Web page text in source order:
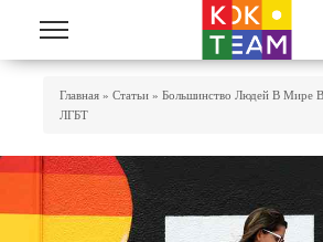
Перейти к основному содержанию
Главная » Статьи » Большинство Людей В Мире
ЛГБТ